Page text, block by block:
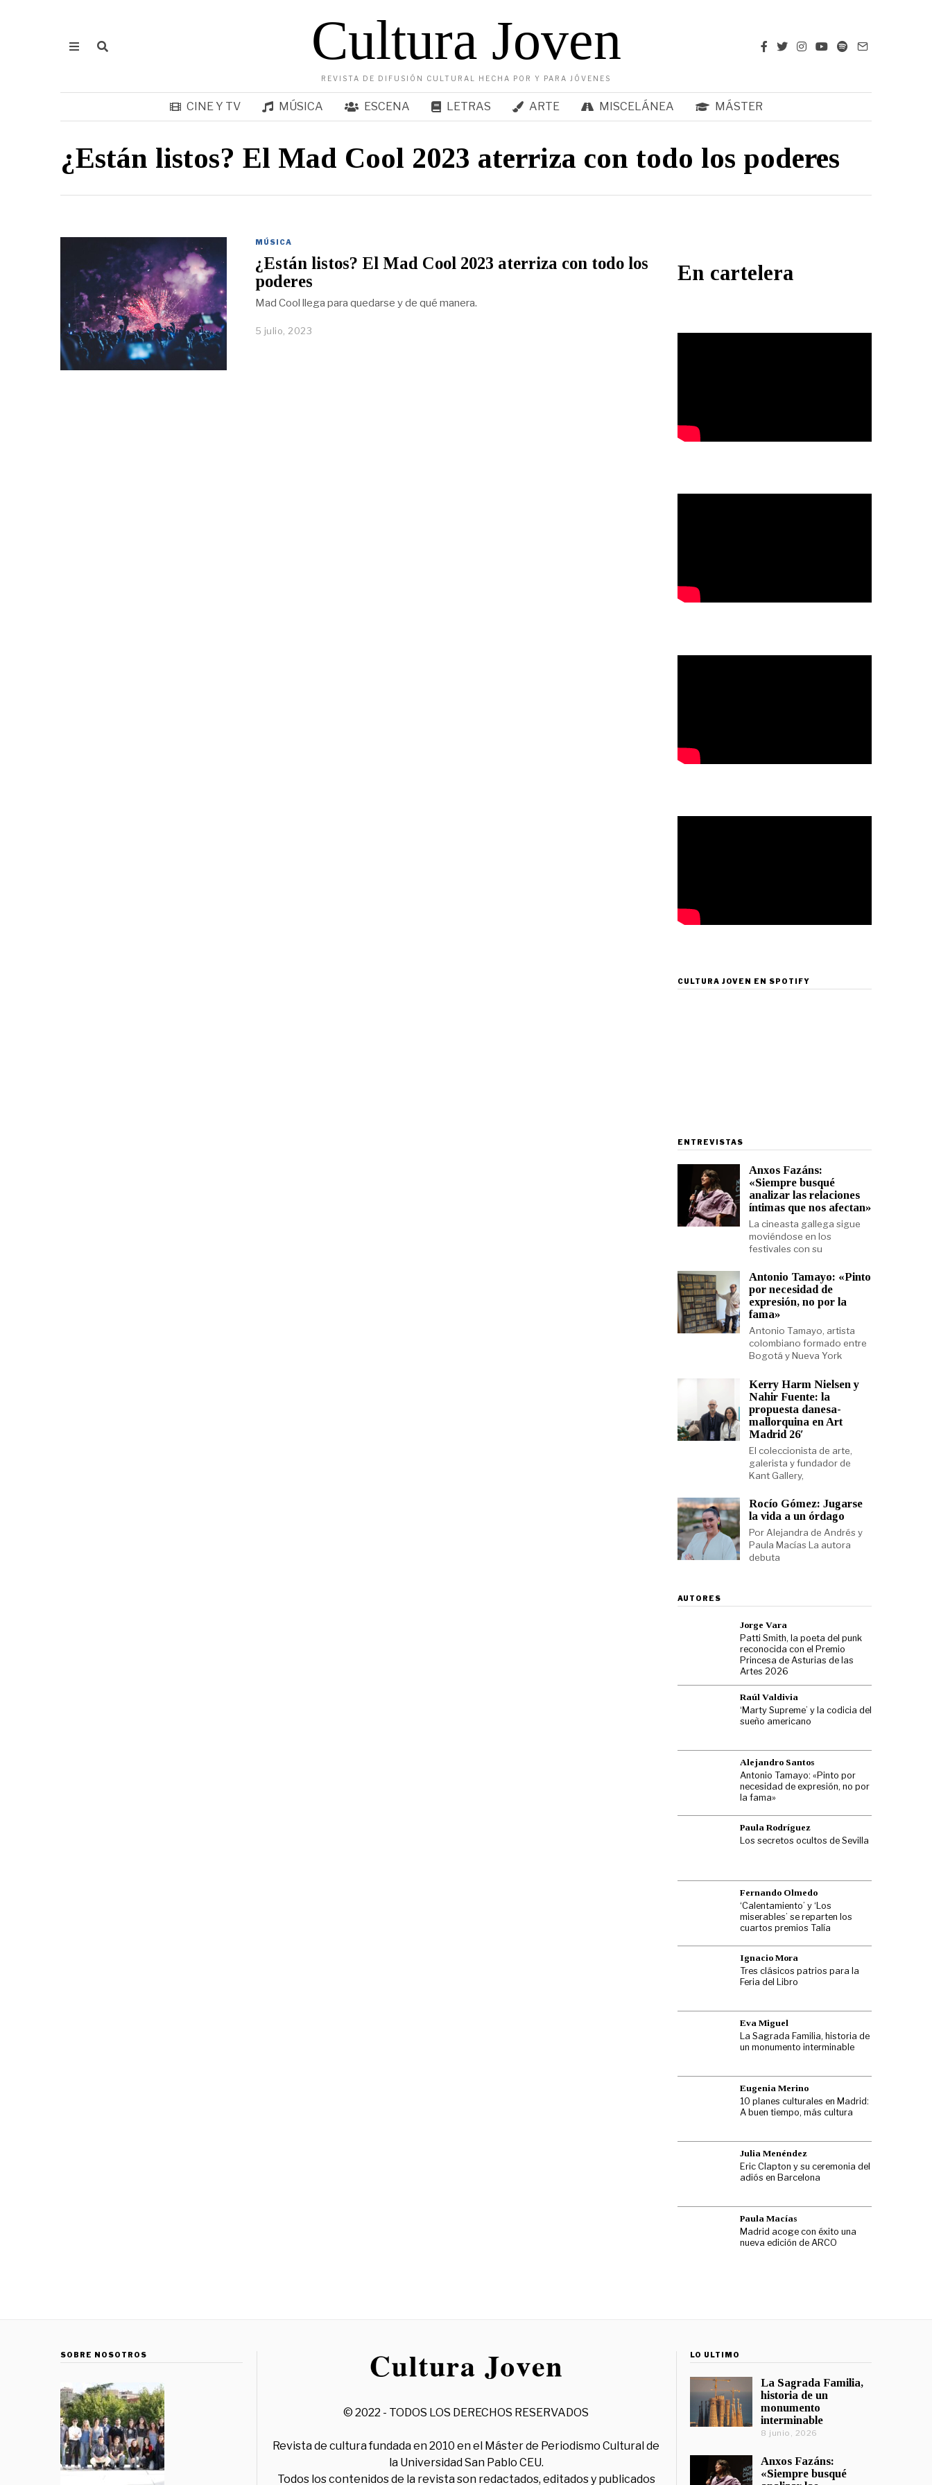
Cultura Joven
REVISTA DE DIFUSIÓN CULTURAL HECHA POR Y PARA JÓVENES
CINE Y TV MÚSICA ESCENA LETRAS ARTE MISCELÁNEA MÁSTER
¿Están listos? El Mad Cool 2023 aterriza con todo los poderes
MÚSICA
¿Están listos? El Mad Cool 2023 aterriza con todo los
poderes
Mad Cool llega para quedarse y de qué manera.
5 julio, 2023
En cartelera
CULTURA JOVEN EN SPOTIFY
ENTREVISTAS
Anxos Fazáns:
«Siempre busqué
analizar las relaciones
íntimas que nos afectan»
La cineasta gallega sigue
moviéndose en los
festivales con su
Antonio Tamayo: «Pinto
por necesidad de
expresión, no por la
fama»
Antonio Tamayo, artista
colombiano formado entre
Bogotá y Nueva York
Kerry Harm Nielsen y
Nahir Fuente: la
propuesta danesa-
mallorquina en Art
Madrid 26′
El coleccionista de arte,
galerista y fundador de
Kant Gallery,
Rocío Gómez: Jugarse
la vida a un órdago
Por Alejandra de Andrés y
Paula Macías La autora
debuta
AUTORES
Jorge Vara
Patti Smith, la poeta del punk
reconocida con el Premio
Princesa de Asturias de las
Artes 2026
Raúl Valdivia
‘Marty Supreme’ y la codicia del
sueño americano
Alejandro Santos
Antonio Tamayo: «Pinto por
necesidad de expresión, no por
la fama»
Paula Rodríguez
Los secretos ocultos de Sevilla
Fernando Olmedo
‘Calentamiento’ y ‘Los
miserables’ se reparten los
cuartos premios Talía
Ignacio Mora
Tres clásicos patrios para la
Feria del Libro
Eva Miguel
La Sagrada Familia, historia de
un monumento interminable
Eugenia Merino
10 planes culturales en Madrid:
A buen tiempo, más cultura
Julia Menéndez
Eric Clapton y su ceremonia del
adiós en Barcelona
Paula Macías
Madrid acoge con éxito una
nueva edición de ARCO
SOBRE NOSOTROS
© 2022 - TODOS LOS DERECHOS RESERVADOS
Revista de cultura fundada en 2010 en el Máster de Periodismo Cultural de
la Universidad San Pablo CEU.
Todos los contenidos de la revista son redactados, editados y publicados
LO ÚLTIMO
La Sagrada Familia,
historia de un
monumento
interminable
8 junio, 2026
Anxos Fazáns:
«Siempre busqué